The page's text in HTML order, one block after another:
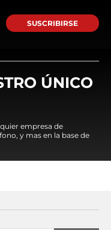
SUSCRIBIRSE
ÚNICO
empresa de
y mas en la base de